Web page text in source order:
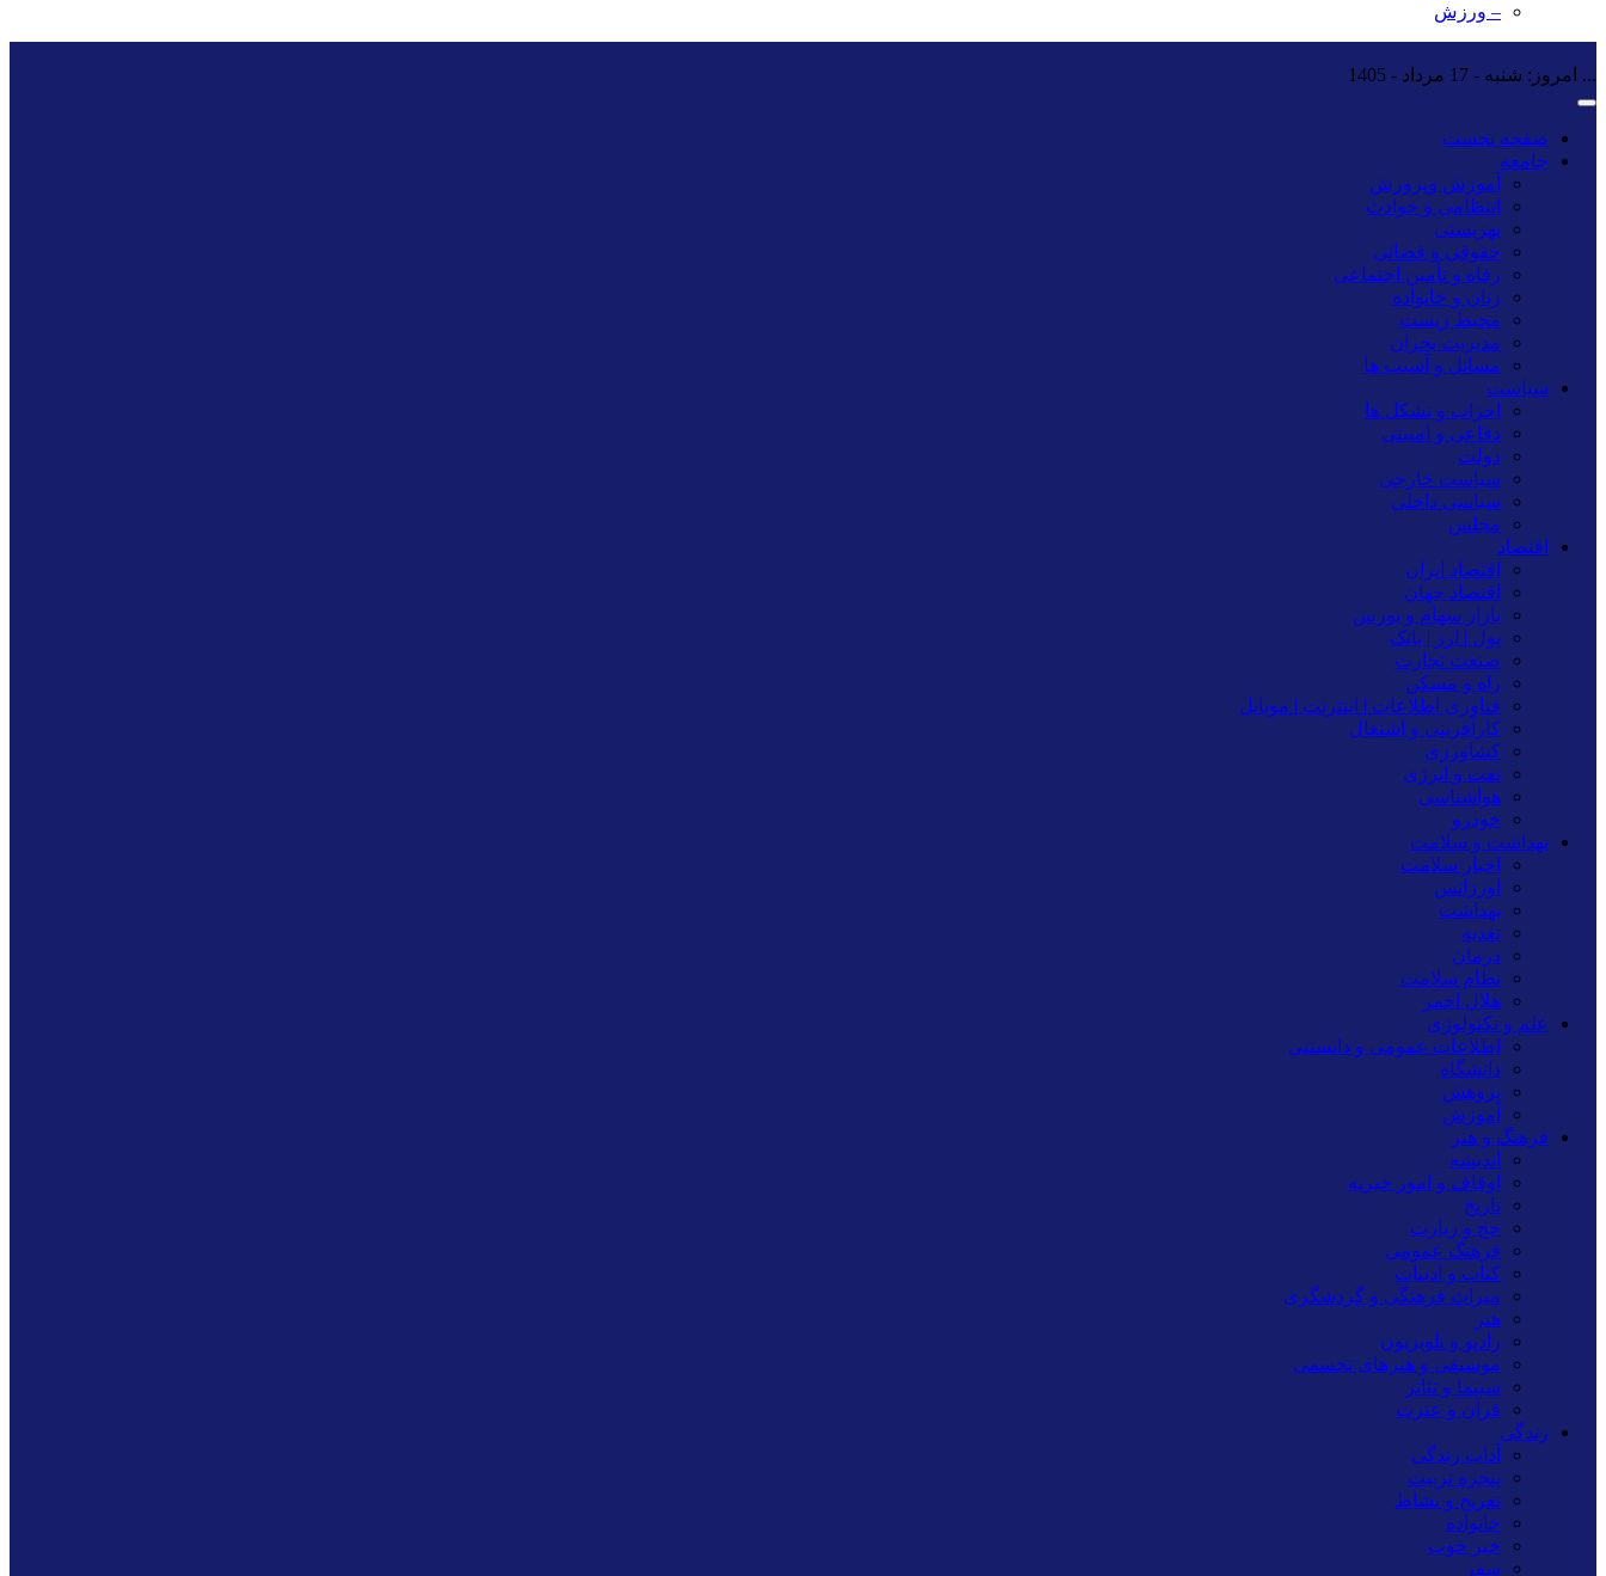
– ورزش
... امروز: شنبه - 17 مرداد - 1405
صفحه نخست
جامعه
آموزش وپرورش
انتظامی و حوادث
بهزیستی
حقوقی و قضائی
رفاه و تأمین اجتماعی
زنان و خانواده
محیط زیست
مدیریت بحران
مسائل و آسیب ها
سیاست
احزاب و تشکل ها
دفاعی و امنیتی
دولت
سیاست خارجی
سیاسی داخلی
مجلس
اقتصاد
اقتصاد ایران
اقتصاد جهان
بازار سهام و بورس
پول | ارز | بانک
صنعت تجارت
راه و مسکن
فناوری اطلاعات | اینترنت | موبایل
کارآفرینی و اشتغال
کشاورزی
نفت و انرژی
هواشناسی
خودرو
بهداشت و سلامت
اخبار سلامت
اورژانس
بهداشت
تغدیه
درمان
نظام سلامت
هلال احمر
علم و تکنولوژی
اطلاعات عمومی و دانستنی
دانشگاه
پژوهش
آموزش
فرهنگ و هنر
اندیشه
اوقاف و امور خیریه
تاریخ
حج و زیارت
فرهنگ عمومی
کتاب و ادبیات
میراث فرهنگی و گردشگری
هنر
رادیو و تلویزیون
موسیقی و هنرهای تجسمی
سینما و تئاتر
قرآن و عترت
زندگی
آداب زندگی
پنجره تربیت
تفریح و نشاط
خانواده
خبر خوب
سفر